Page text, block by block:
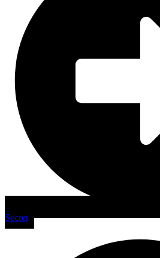
Secret